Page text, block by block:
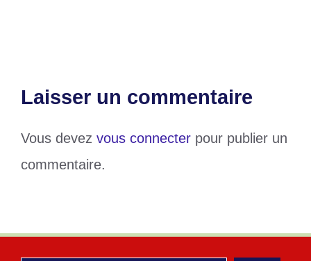
Laisser un commentaire
Vous devez vous connecter pour publier un
commentaire.